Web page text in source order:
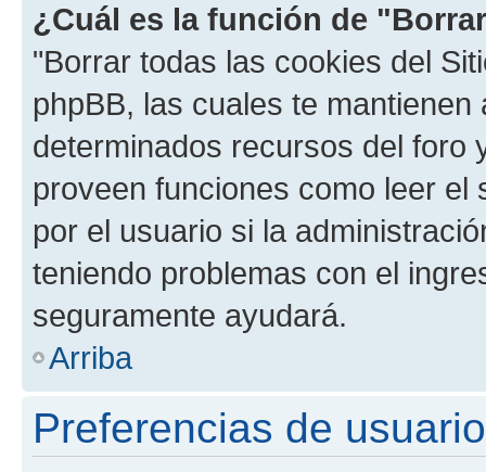
¿Cuál es la función de
"Borrar todas las cookies del
phpBB, las cuales te
determinados recursos del foro
proveen funciones como leer el
por el usuario si la
teniendo problemas con el
seguramente ayudará.
Arriba
Preferencias de